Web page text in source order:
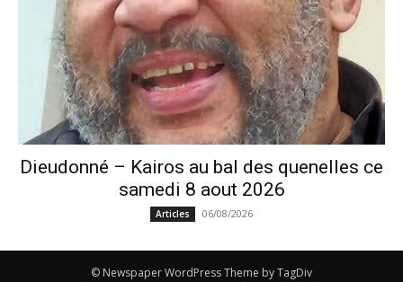
Dieudonné – Kairos au bal des quenelles ce
samedi 8 aout 2026
Articles 06/08/2026
© Newspaper WordPress Theme by TagDiv